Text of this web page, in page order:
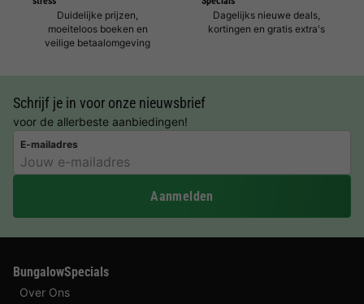
Duidelijke prijzen,
moeiteloos boeken en
veilige betaalomgeving
Dagelijks nieuwe deals,
kortingen en gratis extra's
Schrijf je in voor onze nieuwsbrief
voor de allerbeste aanbiedingen!
E-mailadres
Aanmelden
BungalowSpecials
Over Ons